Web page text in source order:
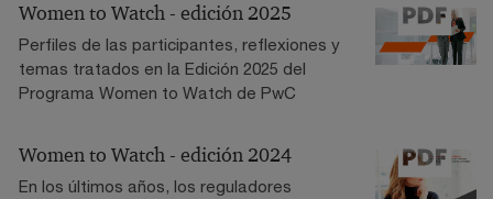
Women to Watch - edición 2025
Perfiles de las participantes, reflexiones y
temas tratados en la Edición 2025 del
Programa Women to Watch de PwC
Women to Watch - edición 2024
En los últimos años, los reguladores